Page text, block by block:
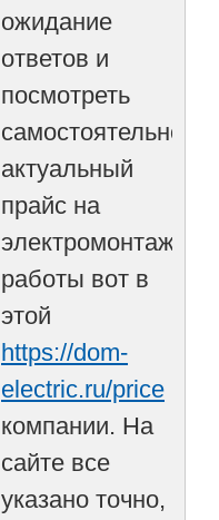
ожидание
ответов и
посмотреть
самостоятельно
актуальный
прайс на
электромонтажные
работы вот в
этой
https://dom-
electric.ru/price
компании. На
сайте все
указано точно,